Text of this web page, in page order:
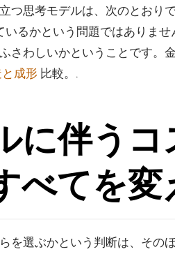
つ思考モデルは、次のとおり
いるかという問題ではありま
さわしいかということです。
成形 比較。.
に伴う
べてを変
を選ぶかという判断は、その